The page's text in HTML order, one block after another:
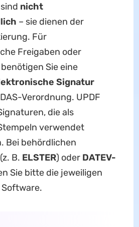
nicht
– sie dienen der
Für
Freigaben oder
Sie eine
Signatur
Verordnung. UPDF
die als
verwendet
Bei behördlichen
B. ELSTER) oder DATEV-
Sie bitte die jeweiligen